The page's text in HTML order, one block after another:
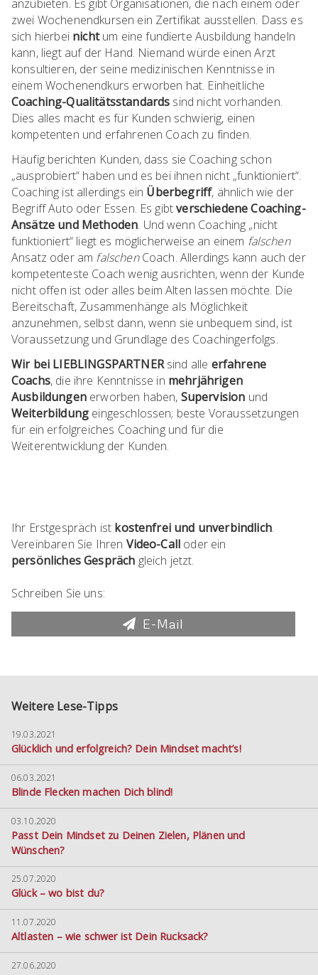
anzubieten. Es gibt Organisationen, die nach einem oder
zwei Wochenendkursen ein Zertifikat ausstellen. Dass es
sich hierbei nichtum eine fundierte Ausbildung handeln
kann, liegt auf der Hand. Niemand würde einen Arzt
konsultieren, der seine medizinischen Kenntnisse in
einem Wochenendkurs erworben hat. Einheitliche
Coaching-Qualitätsstandards sind nicht vorhanden.
Dies alles macht es für Kunden schwierig, einen
kompetenten und erfahrenen Coach zu finden.
Häufig berichten Kunden, dass sie Coaching schon
„ausprobiert“ haben und es bei ihnen nicht „funktioniert“.
Coaching ist allerdings ein Überbegriff, ähnlich wie der
Begriff Auto oder Essen. Es gibtverschiedene Coaching-
Ansätze und Methoden. Und wenn Coaching „nicht
funktioniert“ liegt es möglicherweise an einem falschen
Ansatz oder am falschenCoach. Allerdings kann auch der
kompetenteste Coach wenig ausrichten, wenn der Kunde
nicht offen ist oder alles beim Alten lassen möchte. Die
Bereitschaft, Zusammenhänge als Möglichkeit
anzunehmen, selbst dann, wenn sie unbequem sind, ist
Voraussetzung und Grundlage des Coachingerfolgs.
Wir bei LIEBLINGSPARTNERsind alle erfahrene
Coachs, die ihre Kenntnisse in mehrjährigen
Ausbildungenerworben haben, Supervision und
Weiterbildung eingeschlossen; beste Voraussetzungen
für ein erfolgreiches Coaching und für die
Weiterentwicklung der Kunden.
Ihr Erstgespräch ist kostenfrei und unverbindlich.
Vereinbaren Sie Ihren Video-Call oder ein
persönliches Gespräch gleich jetzt.
Schreiben Sie uns:
E-Mail
Weitere Lese-Tipps
19.03.2021
Glücklich und erfolgreich? Dein Mindset macht’s!
06.03.2021
Blinde Flecken machen Dich blind!
03.10.2020
Passt Dein Mindset zu Deinen Zielen, Plänen und
Wünschen?
25.07.2020
Glück – wo bist du?
11.07.2020
Altlasten – wie schwer ist Dein Rucksack?
27.06.2020